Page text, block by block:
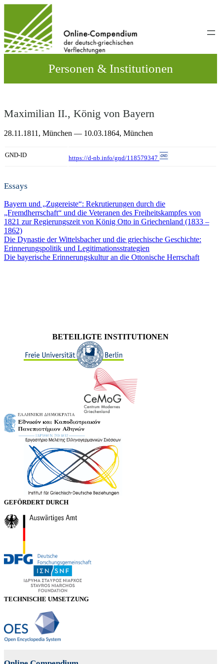
wechseln
Personen & Institutionen
Maximilian II., König von Bayern
28.11.1811, München — 10.03.1864, München
GND-ID https://d-nb.info/gnd/118579347
Essays
Bayern und „Zugereiste“: Rekrutierungen durch die
„Fremdherrschaft“ und die Veteranen des Freiheitskampfes von
1821 zur Regierungszeit von König Otto in Griechenland (1833 –
1862)
Die Dynastie der Wittelsbacher und die griechische Geschichte:
Erinnerungspolitik und Legitimationsstrategien
Die bayerische Erinnerungskultur an die Ottonische Herrschaft
BETEILIGTE INSTITUTIONEN
GEFÖRDERT DURCH
TECHNISCHE UMSETZUNG